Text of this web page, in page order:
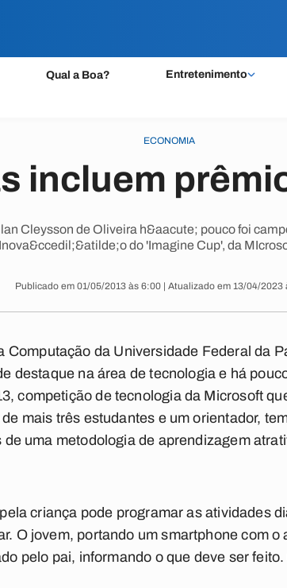
Qual a Boa? Entretenimento
ECONOMIA
incluem
Cleysson de Oliveira h&aacute; pouco foi
Inova&ccedil;&atilde;o do 'Imagine Cup', da
Publicado em 01/05/2013 às 6:00 | Atualizado em 13/04/2023
Computação da Universidade Federal da
destaque na área de tecnologia e há
competição de tecnologia da Microsoft
mais três estudantes e um orientador,
uma metodologia de aprendizagem
criança pode programar as atividades
O jovem, portando um smartphone com
pelo pai, informando o que deve ser